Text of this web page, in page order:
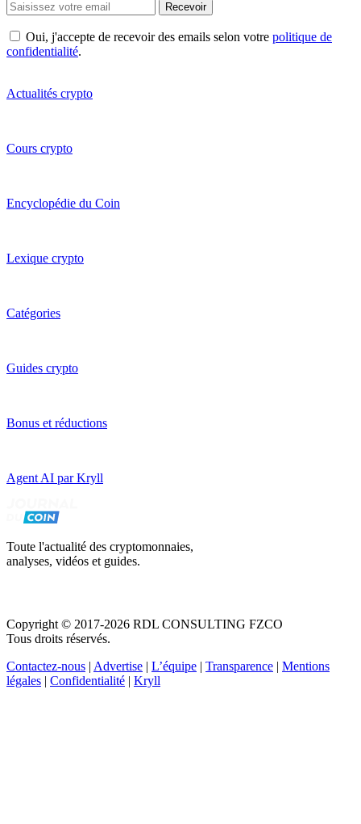
Recevoir
Oui, j'accepte de recevoir des emails selon votre politique de
confidentialité.
Actualités crypto
Cours crypto
Encyclopédie du Coin
Lexique crypto
Catégories
Guides crypto
Bonus et réductions
Agent AI par Kryll
Toute l'actualité des cryptomonnaies,
analyses, vidéos et guides.
Copyright © 2017-2026 RDL CONSULTING FZCO
Tous droits réservés.
Contactez-nous | Advertise | L’équipe | Transparence | Mentions
légales | Confidentialité | Kryll